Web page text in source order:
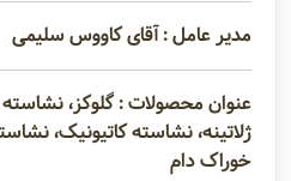
سابقه
شرکت
مدیر عامل : آقای کاووس سلیمی
عنوان محصولات : گلوکز،
ژلاتینه، نشاسته کاتیونیک،
خوراک دام